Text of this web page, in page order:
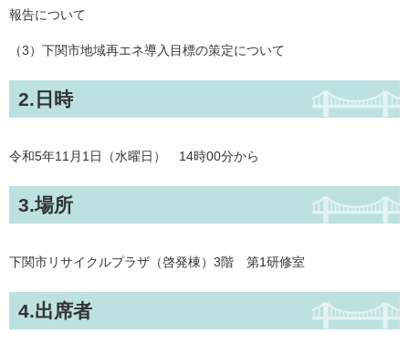
報告について
（3）下関市地域再エネ導入目標の策定について
2.日時
令和5年11月1日（水曜日） 14時00分から
3.場所
下関市リサイクルプラザ（啓発棟）3階 第1研修室
4.出席者